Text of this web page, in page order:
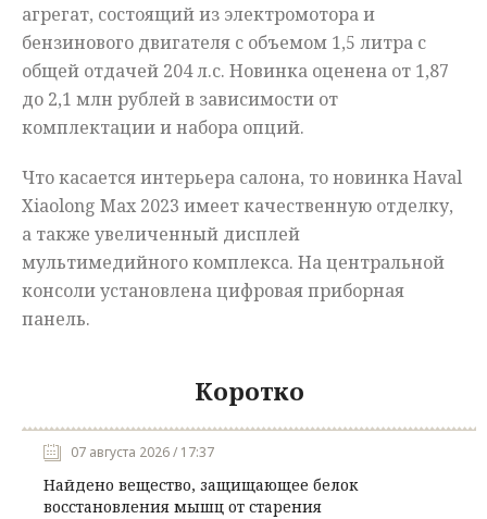
агрегат, состоящий из электромотора и
бензинового двигателя с объемом 1,5 литра с
общей отдачей 204 л.с. Новинка оценена от 1,87
до 2,1 млн рублей в зависимости от
комплектации и набора опций.
Что касается интерьера салона, то новинка Haval
Xiaolong Max 2023 имеет качественную отделку,
а также увеличенный дисплей
мультимедийного комплекса. На центральной
консоли установлена цифровая приборная
панель.
Коротко
07 августа 2026 / 17:37
Найдено вещество, защищающее белок
восстановления мышц от старения